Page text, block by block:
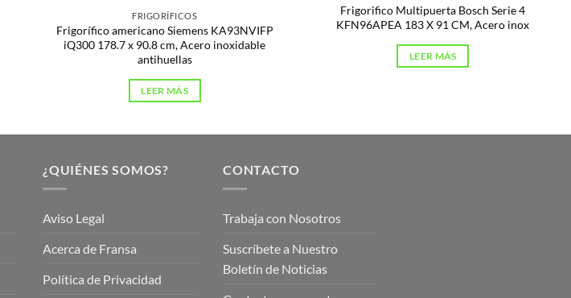
FRIGORÍFICOS
Frigorífico americano Siemens KA93NVIFP
iQ300 178.7 x 90.8 cm, Acero inoxidable
antihuellas
LEER MÁS
Frigorifico Multipuerta Bosch Serie 4
KFN96APEA 183 X 91 CM, Acero inox
LEER MÁS
¿QUIÉNES SOMOS?
Aviso Legal
Acerca de Fransa
Política de Privacidad
CONTACTO
Trabaja con Nosotros
Suscríbete a Nuestro
Boletín de Noticias